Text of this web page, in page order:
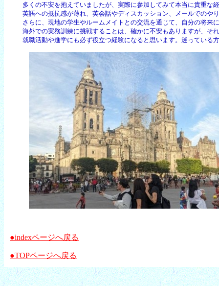
多くの不安を抱えていましたが、実際に参加してみて本当に貴重な
英語への抵抗感が薄れ、英会話やディスカッション、メールでのや
さらに、現地の学生やルームメイトとの交流を通じて、自分の将来
海外での実務訓練に挑戦することは、確かに不安もありますが、そ
就職活動や進学にも必ず役立つ経験になると思います。迷っている
●indexページへ戻る
●TOPページへ戻る